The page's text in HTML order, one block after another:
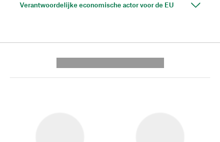
Verantwoordelijke economische actor voor de EU